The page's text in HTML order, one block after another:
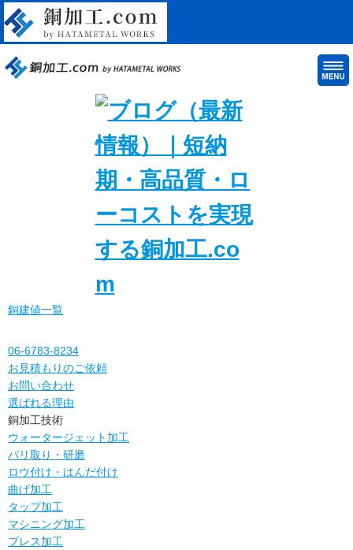
銅建値一覧
06-6783-8234
お見積もりのご依頼
お問い合わせ
選ばれる理由
銅加工技術
ウォータージェット加工
バリ取り・研磨
ロウ付け・はんだ付け
曲げ加工
タップ加工
マシニング加工
プレス加工